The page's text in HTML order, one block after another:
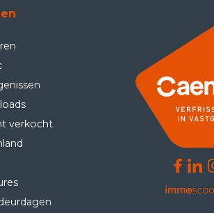
verkocht